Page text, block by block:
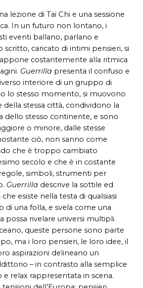
lezione di Tai Chi e una sessione
In un futuro non lontano, i
eventi ballano, parlano e
scritto, caricato di intimi pensieri, si
costantemente alla ritmica
Guerrilla presenta il confuso e
interiore di un gruppo di
lo stesso momento, si muovono
della stessa città, condividono la
dello stesso continente, e sono
o minore, dalle stesse
ciò, non sanno come
che è troppo cambiato
secolo e che è in costante
simboli, strumenti per
Guerrilla descrive la sottile ed
esiste nella testa di qualsiasi
di una folla, e svela come una
possa rivelare universi multipli.
queste persone sono parte
ma i loro pensieri, le loro idee, il
aspirazioni delineano un
– in contrasto alla semplice
relax rappresentata in scena.